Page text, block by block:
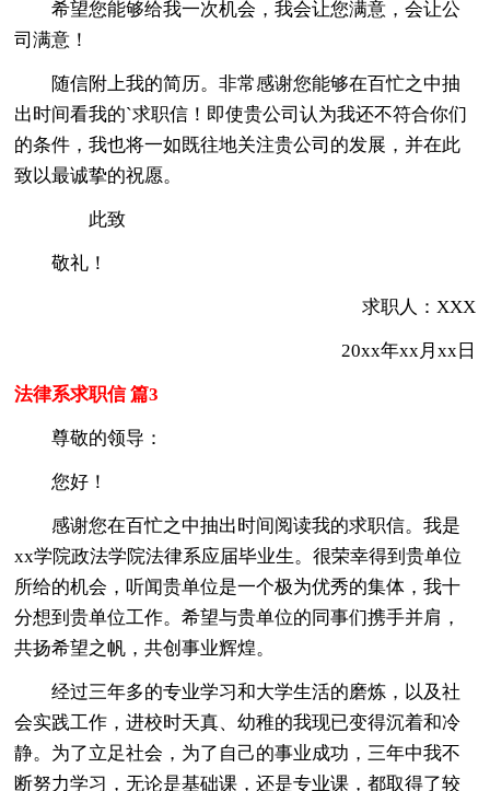
希望您能够给我一次机会，我会让您满意，会让公
司满意！
随信附上我的简历。非常感谢您能够在百忙之中抽
出时间看我的`求职信！即使贵公司认为我还不符合你们
的条件，我也将一如既往地关注贵公司的发展，并在此
致以最诚挚的祝愿。
此致
敬礼！
求职人：XXX
20xx年xx月xx日
法律系求职信 篇3
尊敬的领导：
您好！
感谢您在百忙之中抽出时间阅读我的求职信。我是
xx学院政法学院法律系应届毕业生。很荣幸得到贵单位
所给的机会，听闻贵单位是一个极为优秀的集体，我十
分想到贵单位工作。希望与贵单位的同事们携手并肩，
共扬希望之帆，共创事业辉煌。
经过三年多的专业学习和大学生活的磨炼，以及社
会实践工作，进校时天真、幼稚的我现已变得沉着和冷
静。为了立足社会，为了自己的事业成功，三年中我不
断努力学习，无论是基础课，还是专业课，都取得了较